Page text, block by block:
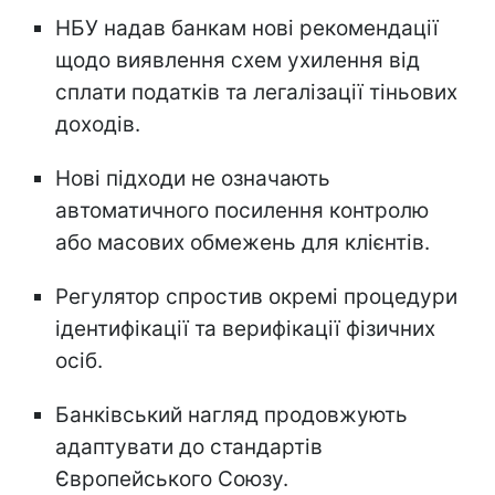
НБУ надав банкам нові рекомендації
щодо виявлення схем ухилення від
сплати податків та легалізації тіньових
доходів.
Нові підходи не означають
автоматичного посилення контролю
або масових обмежень для клієнтів.
Регулятор спростив окремі процедури
ідентифікації та верифікації фізичних
осіб.
Банківський нагляд продовжують
адаптувати до стандартів
Європейського Союзу.